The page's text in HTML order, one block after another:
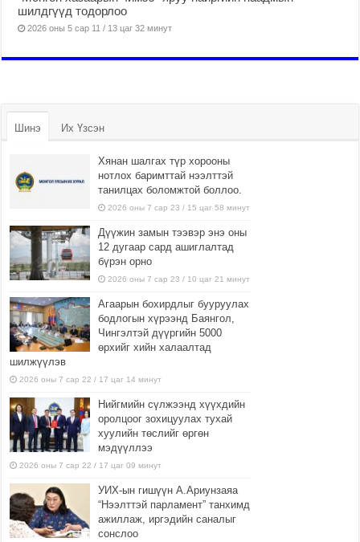
шилдгүүд тодорлоо
2026 оны 5 сар 11 / 13 цаг 32 минут
Шинэ Их Үзсэн
Хянан шалгах түр хорооны
нотлох баримттай нээлттэй
танилцах боломжтой боллоо.
2026 оны 7 сар 23 / 15 цаг 58 минут
Дүүжин замын тээвэр энэ оны
12 дугаар сард ашиглалтад
бүрэн орно
2026 оны 7 сар 23 / 10 цаг 21 минут
Агаарын бохирдлыг бууруулах
бодлогын хүрээнд Баянгол,
Чингэлтэй дүүргийн 5000
өрхийг хийн халаалтад
шилжүүлэв
2026 оны 7 сар 22 / 17 цаг 14 минут
Нийгмийн сүлжээнд хүүхдийн
оролцоог зохицуулах тухай
хуулийн төслийг өргөн
мэдүүллээ
2026 оны 7 сар 22 / 17 цаг 09 минут
УИХ-ын гишүүн А.Ариунзаяа
“Нээлттэй парламент” танхимд
ажиллаж, иргэдийн саналыг
сонслоо